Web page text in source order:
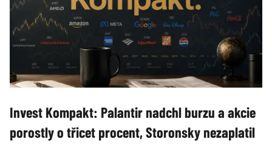
Invest Kompakt: Palantir nadchl burzu a akcie
porostly o třicet procent, Storonsky nezaplatil